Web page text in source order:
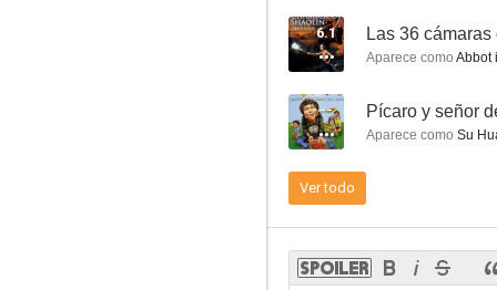
El mundo del mono borracho
--
6.1 Las 36
Aparece como Abbot
-- Pícaro y señor
Aparece como Su Hua
Ver todo